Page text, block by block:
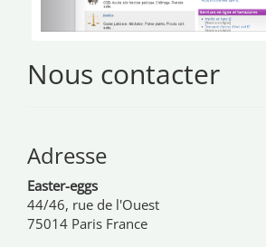
Nous contacter
Adresse
Easter-eggs
44/46, rue de l'Ouest
75014 Paris France